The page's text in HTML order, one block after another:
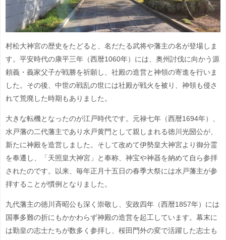
村松大神宮の歴史をたどると、名だたる武将や藩主の名が登場しま
す。平安時代の康平三年（西暦1060年）には、奥州討伐に向かう源
頼義・義家父子が戦勝を祈願し、社殿の造営と神領の寄進を行いま
した。その後、中世の戦乱の世には社殿が戦火を被り、神領も侵さ
れて荒廃した時期もありました。
大きな転機となったのが江戸時代です。元禄七年（西暦1694年）、
水戸藩の二代藩主であり水戸黄門として親しまれる徳川光圀公が、
新たに神殿を造営しました。そして改めて伊勢皇大神宮より御分霊
を奉遷し、「天照皇大神宮」と奉称、神宝や神器を納めて自ら参拝
されたのです。以来、毎年正月十五日の春季大祭には水戸藩主が参
拝することが慣例となりました。
九代藩主の徳川斉昭公も深く崇敬し、安政四年（西暦1857年）には
国事多難の折にもかかわらず神殿の造営を起工しています。幕末に
は勤皇の志士たちが数多く参拝し、桜田門外の変で活躍した志士も